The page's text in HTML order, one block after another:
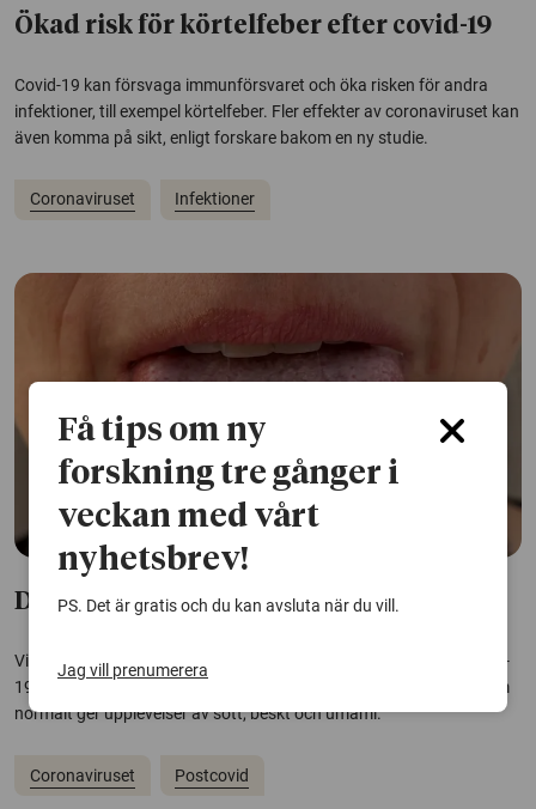
Ökad risk för körtelfeber efter covid-19
Covid-19 kan försvaga immunförsvaret och öka risken för andra
infektioner, till exempel körtelfeber. Fler effekter av coronaviruset kan
även komma på sikt, enligt forskare bakom en ny studie.
Coronaviruset Infektioner
Därför försvann smaker efter covid
Vissa personer har drabbats av långvarigt smakbortfall efter covid-
19. Forskare kan nu visa att orsaken är störningar i smakceller som
normalt ger upplevelser av sött, beskt och umami.
Coronaviruset Postcovid
Få tips om ny
forskning tre gånger i
veckan med vårt
nyhetsbrev!
PS. Det är gratis och du kan avsluta när du vill.
Jag vill prenumerera